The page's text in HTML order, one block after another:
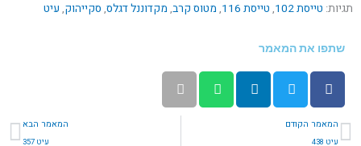
תגיות: טייסת 102 , טייסת 116 , מטוס קרב, מקדוננל דגלס, סקייהוק, עיט
שתפו את המאמר
קודם
המאמר הקודם
עיט 438
המאמר הבא
עיט 357